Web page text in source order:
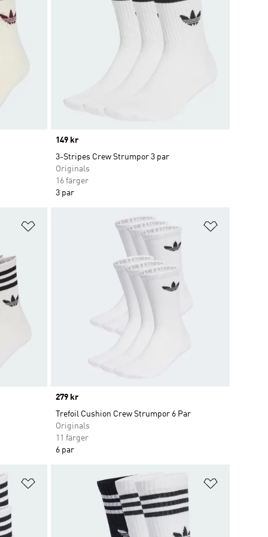
Price
149 kr
3-Stripes Crew Strumpor 3 par
Originals
16 färger
3 par
Lägg till på önskelistan
Price
279 kr
Trefoil Cushion Crew Strumpor 6 Par
Originals
11 färger
6 par
Lägg till på önskelistan